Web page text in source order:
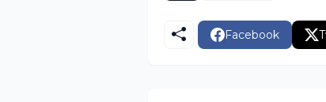
Facebook